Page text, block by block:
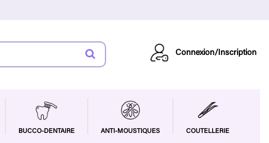
Connexion/Inscription
BUCCO-DENTAIRE ANTI-MOUSTIQUES COUTELLERIE